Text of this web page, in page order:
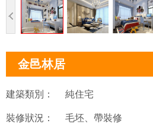
金邑林居
建築類別： 純住宅
裝修狀況： 毛坯、帶裝修